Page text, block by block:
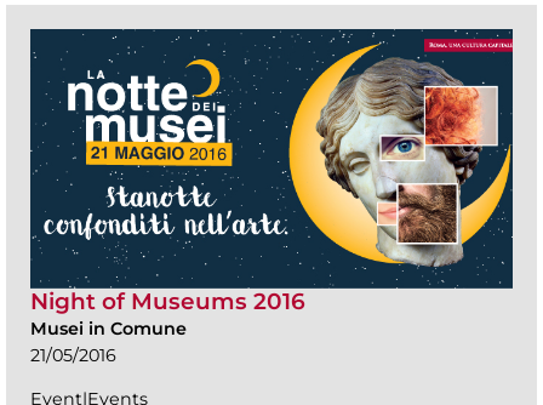
Night of Museums 2016
Musei in Comune
21/05/2016
Event|Events